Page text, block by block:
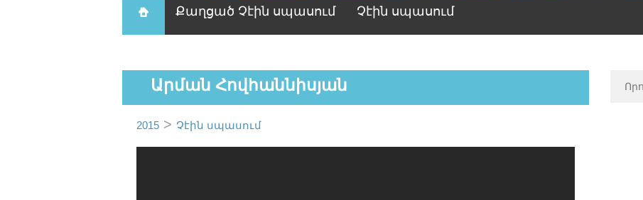
Քաղցած Չէին սպասում Չէին սպասում
Արման Հովհաննիսյան
2015 > Չէին սպասում